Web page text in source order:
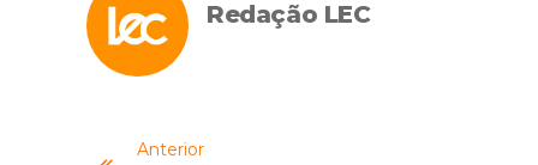
Redação LEC
Anterior